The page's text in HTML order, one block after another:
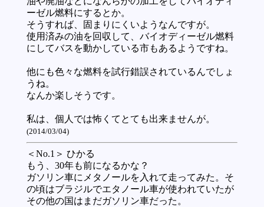
ーゼル燃料にするとか。
そうすれば、固まりにくいようなんですが。
使用済みの油を回収して、バイオディーゼル燃料
にしてバスを動かしている市もあるようですね。
他にも色々な燃料を試行錯誤されているんでしょ
うね。
なんか楽しそうです。
私は、個人では怖くてとても出来ませんが。
(2014/03/04)
＜No.1＞ ひかる
もう、30年も前になるかな？
ガソリン車にメタノールを入れて走ってみた。そ
の頃はブラジルでエタノール車が使われていたが
その他の国はまだガソリン車だった。